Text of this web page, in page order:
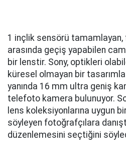
1 inçlik sensörü tamamlayan,
arasında geçiş yapabilen
bir lenstir. Sony, optikleri
küresel olmayan bir
yanında 16 mm ultra geniş
telefoto kamera bulunuyor.
lens koleksiyonlarına uygun
söyleyen fotoğrafçılara
düzenlemesini seçtiğini